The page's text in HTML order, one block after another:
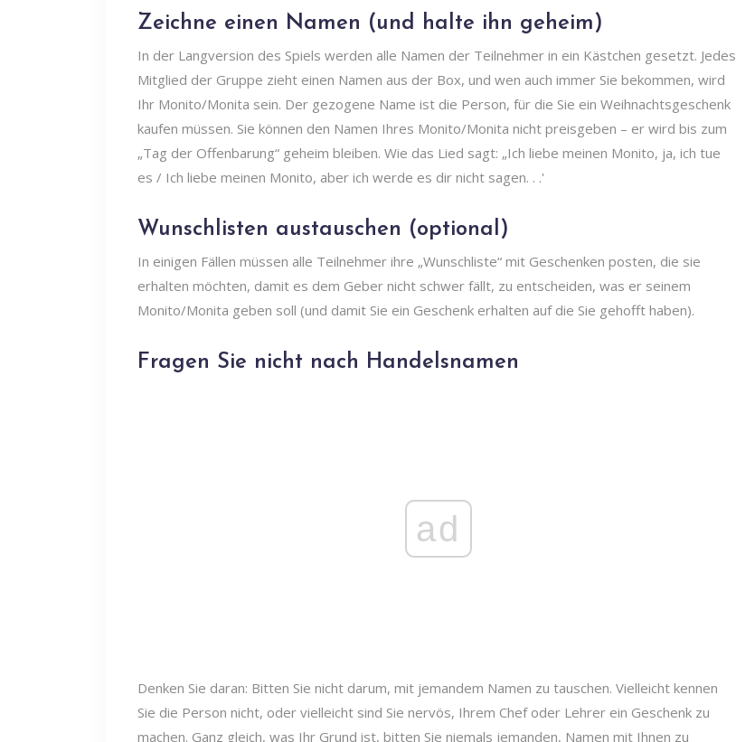
Zeichne einen Namen (und halte ihn geheim)
In der Langversion des Spiels werden alle Namen der Teilnehmer in ein Kästchen gesetzt. Jedes
Mitglied der Gruppe zieht einen Namen aus der Box, und wen auch immer Sie bekommen, wird
Ihr Monito/Monita sein. Der gezogene Name ist die Person, für die Sie ein Weihnachtsgeschenk
kaufen müssen. Sie können den Namen Ihres Monito/Monita nicht preisgeben – er wird bis zum
„Tag der Offenbarung“ geheim bleiben. Wie das Lied sagt: „Ich liebe meinen Monito, ja, ich tue
es / Ich liebe meinen Monito, aber ich werde es dir nicht sagen. . .'
Wunschlisten austauschen (optional)
In einigen Fällen müssen alle Teilnehmer ihre „Wunschliste“ mit Geschenken posten, die sie
erhalten möchten, damit es dem Geber nicht schwer fällt, zu entscheiden, was er seinem
Monito/Monita geben soll (und damit Sie ein Geschenk erhalten auf die Sie gehofft haben).
Fragen Sie nicht nach Handelsnamen
ad
Denken Sie daran: Bitten Sie nicht darum, mit jemandem Namen zu tauschen. Vielleicht kennen
Sie die Person nicht, oder vielleicht sind Sie nervös, Ihrem Chef oder Lehrer ein Geschenk zu
machen. Ganz gleich, was Ihr Grund ist, bitten Sie niemals jemanden, Namen mit Ihnen zu